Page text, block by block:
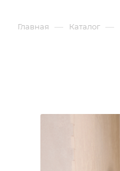
Главная — Каталог —